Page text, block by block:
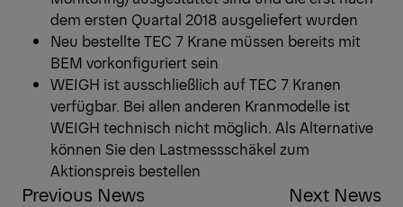
dem ersten Quartal 2018 ausgeliefert wurden
Neu bestellte TEC 7 Krane müssen bereits mit
BEM vorkonfiguriert sein
WEIGH ist ausschließlich auf TEC 7 Kranen
verfügbar. Bei allen anderen Kranmodelle ist
WEIGH technisch nicht möglich. Als Alternative
können Sie den Lastmessschäkel zum
Aktionspreis bestellen
Previous News Next News